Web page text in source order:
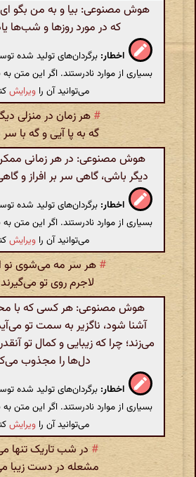
هوش مصنوعی: بیا و به من بگو
که در مورد روزها و شب‌ها
اخطار: برگردان‌های تولید شده
بسیاری از موارد نادرستند. اگر این متن
می‌توانید آن را ویرایش
#هر زمان در منزلی
گه به پا آیی و گه با
هوش مصنوعی: در هر زمانی
دیگر باشی، گاهی سر بر افراز و
اخطار: برگردان‌های تولید شده
بسیاری از موارد نادرستند. اگر این متن
می‌توانید آن را ویرایش
# هر سر مه می‌شوی نو
لاجرم روی تو
هوش مصنوعی: هر کسی که با
آشنا شود، ناگزیر به سمت تو
می‌زند؛ چرا که زیبایی و کمال تو
دل‌ها را مجذوب
اخطار: برگردان‌های تولید شده
بسیاری از موارد نادرستند. اگر این متن
می‌توانید آن را ویرایش
# در شب تاریک تنها
مشعله در دست زیبا